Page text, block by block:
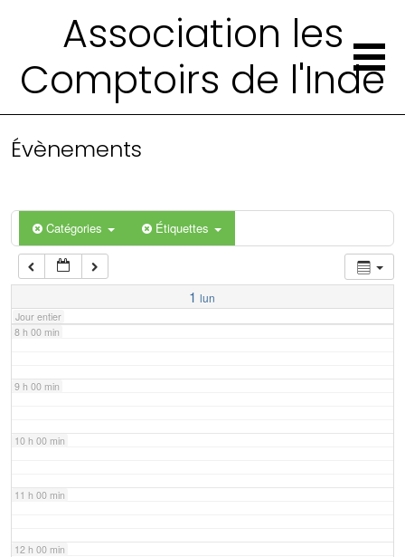
Association les
Comptoirs de l'Inde
Évènements
Catégories Étiquettes
1 lun
Jour entier
4 h 00 min
6 h 00 min
7 h 00 min
8 h 00 min
9 h 00 min
10 h 00 min
11 h 00 min
12 h 00 min